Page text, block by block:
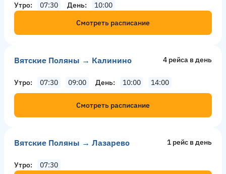
Утро 07:30 День
10:00
Смотреть расписание
Вятские Поляны → Калинино 4 рейсa в день
Утро 07:30 09:00 День 10:00 14:00
Смотреть расписание
Вятские Поляны → Лазарево 1 рейс в день
Утро
07:30